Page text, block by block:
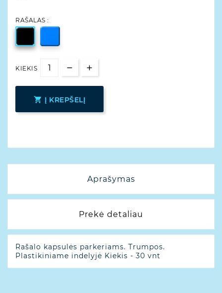
RAŠALAS :
KIEKIS
 Į KREPŠELĮ
Aprašymas
Prekė detaliau
Rašalo kapsulės parkeriams. Trumpos.
Plastikiniame indelyjė Kiekis - 30 vnt